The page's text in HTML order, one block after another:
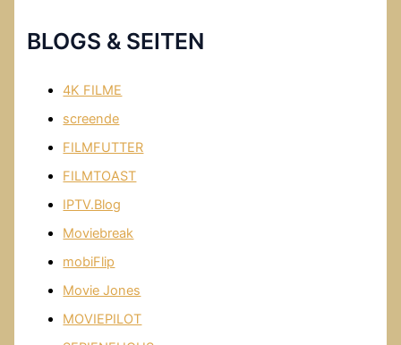
BLOGS & SEITEN
4K FILME
screende
FILMFUTTER
FILMTOAST
IPTV.Blog
Moviebreak
mobiFlip
Movie Jones
MOVIEPILOT